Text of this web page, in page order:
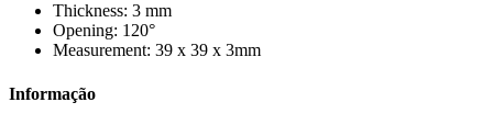
Thickness: 3 mm
Opening: 120°
Measurement: 39 x 39 x 3mm
Informação